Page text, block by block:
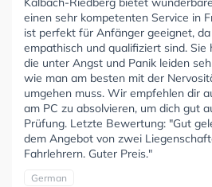
einen sehr kompetenten Service in
ist perfekt für Anfänger geeignet,
empathisch und qualifiziert sind. Sie
die unter Angst und Panik leiden
wie man am besten mit der
umgehen muss. Wir empfehlen dir
am PC zu absolvieren, um dich gut
Prüfung. Letzte Bewertung: "Gut
dem Angebot von zwei
Fahrlehrern. Guter Preis."
German